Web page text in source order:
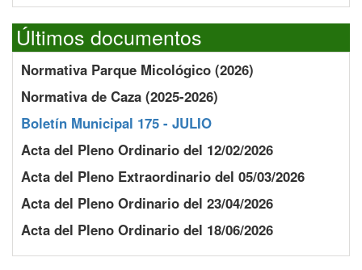
Últimos documentos
Normativa Parque Micológico (2026)
Normativa de Caza (2025-2026)
Boletín Municipal 175 - JULIO
Acta del Pleno Ordinario del 12/02/2026
Acta del Pleno Extraordinario del 05/03/2026
Acta del Pleno Ordinario del 23/04/2026
Acta del Pleno Ordinario del 18/06/2026